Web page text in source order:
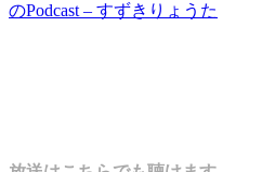
のPodcast – すずきりょうた